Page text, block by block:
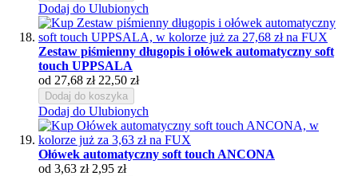
Dodaj do Ulubionych
Zestaw piśmienny długopis i ołówek automatyczny soft
touch UPPSALA
od 27,68 zł 22,50 zł
Dodaj do koszyka
Dodaj do Ulubionych
Ołówek automatyczny soft touch ANCONA
od 3,63 zł 2,95 zł